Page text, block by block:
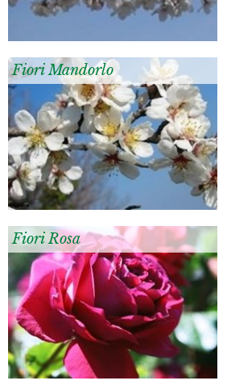
Fiori Mandorlo
Fiori Rosa